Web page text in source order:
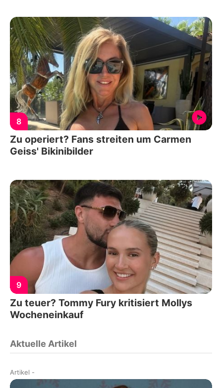
8
Zu operiert? Fans streiten um Carmen
Geiss' Bikinibilder
9
Zu teuer? Tommy Fury kritisiert Mollys
Wocheneinkauf
Aktuelle Artikel
Artikel -